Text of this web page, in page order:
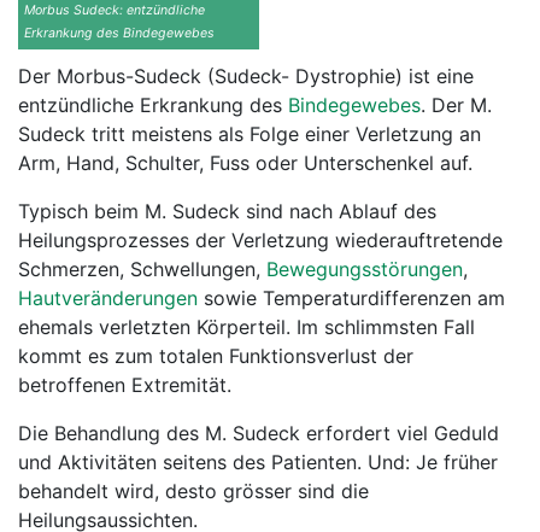
Morbus Sudeck: entzündliche
Erkrankung des Bindegewebes
Der Morbus-Sudeck (Sudeck- Dystrophie) ist eine
entzündliche Erkrankung des Bindegewebes. Der M.
Sudeck tritt meistens als Folge einer Verletzung an
Arm, Hand, Schulter, Fuss oder Unterschenkel auf.
Typisch beim M. Sudeck sind nach Ablauf des
Heilungsprozesses der Verletzung wiederauftretende
Schmerzen, Schwellungen, Bewegungsstörungen,
Hautveränderungen sowie Temperaturdifferenzen am
ehemals verletzten Körperteil. Im schlimmsten Fall
kommt es zum totalen Funktionsverlust der
betroffenen Extremität.
Die Behandlung des M. Sudeck erfordert viel Geduld
und Aktivitäten seitens des Patienten. Und: Je früher
behandelt wird, desto grösser sind die
Heilungsaussichten.